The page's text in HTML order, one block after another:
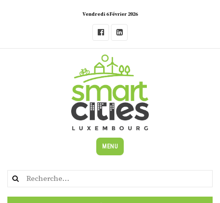
Vendredi 6 Février 2026
MENU
Rechercher :